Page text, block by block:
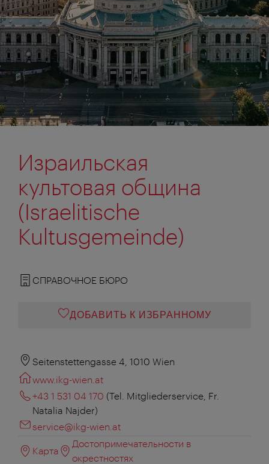
Израильская
культовая община
(Israelitische
Kultusgemeinde)
СПРАВОЧНОЕ БЮРО
ДОБАВИТЬ К ИЗБРАННОМУ
Seitenstettengasse 4, 1010 Wien
www.ikg-wien.at
+43 1 531 04 170 (Tel. Mitgliederservice, Fr.
Natalia Najder)
service@ikg-wien.at
Карта
Достопримечательности в
окрестностях